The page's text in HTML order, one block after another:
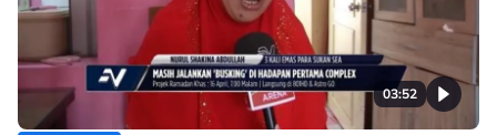
03:52